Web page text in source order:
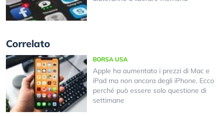
Correlato
BORSA USA
Apple ha aumentato i prezzi di Mac e
iPad ma non ancora degli iPhone. Ecco
perché può essere solo questione di
settimane